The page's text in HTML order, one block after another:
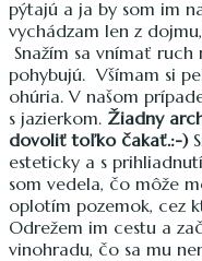
pýtajú a ja by som im
vychádzam len z
Snažím sa vnímať
pohybujú. Všímam si
ohúria. V našom
s jazierkom. Žiadny
dovoliť toľko čakať.:-)
esteticky a s
som vedela, čo môže
oplotím pozemok, cez
Odrežem im cestu a
vinohradu, čo sa mu